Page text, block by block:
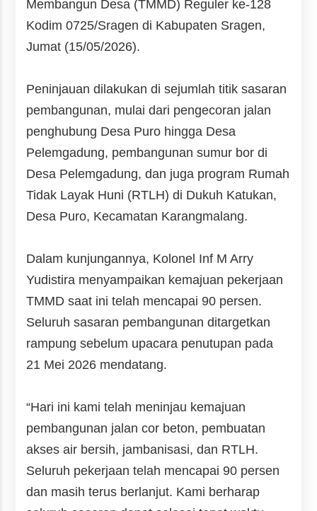
Membangun Desa (TMMD) Reguler ke-128
Kodim 0725/Sragen di Kabupaten Sragen,
Jumat (15/05/2026).
Peninjauan dilakukan di sejumlah titik sasaran
pembangunan, mulai dari pengecoran jalan
penghubung Desa Puro hingga Desa
Pelemgadung, pembangunan sumur bor di
Desa Pelemgadung, dan juga program Rumah
Tidak Layak Huni (RTLH) di Dukuh Katukan,
Desa Puro, Kecamatan Karangmalang.
Dalam kunjungannya, Kolonel Inf M Arry
Yudistira menyampaikan kemajuan pekerjaan
TMMD saat ini telah mencapai 90 persen.
Seluruh sasaran pembangunan ditargetkan
rampung sebelum upacara penutupan pada
21 Mei 2026 mendatang.
“Hari ini kami telah meninjau kemajuan
pembangunan jalan cor beton, pembuatan
akses air bersih, jambanisasi, dan RTLH.
Seluruh pekerjaan telah mencapai 90 persen
dan masih terus berlanjut. Kami berharap